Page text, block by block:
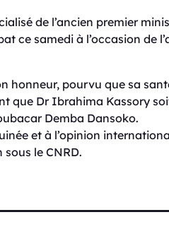
de l’ancien premier
ce samedi à l’occasion de
honneur, pourvu que sa
que Dr Ibrahima Kassory
Demba Dansoko.
et à l’opinion
le CNRD.